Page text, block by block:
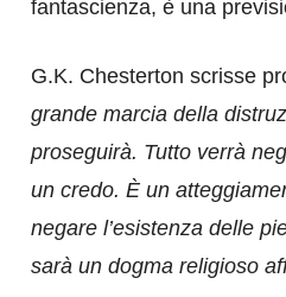
fantascienza, è una
G.K. Chesterton scrisse
grande marcia della
proseguirà. Tutto verrà
un credo. È un
negare l’esistenza delle
sarà un dogma religioso